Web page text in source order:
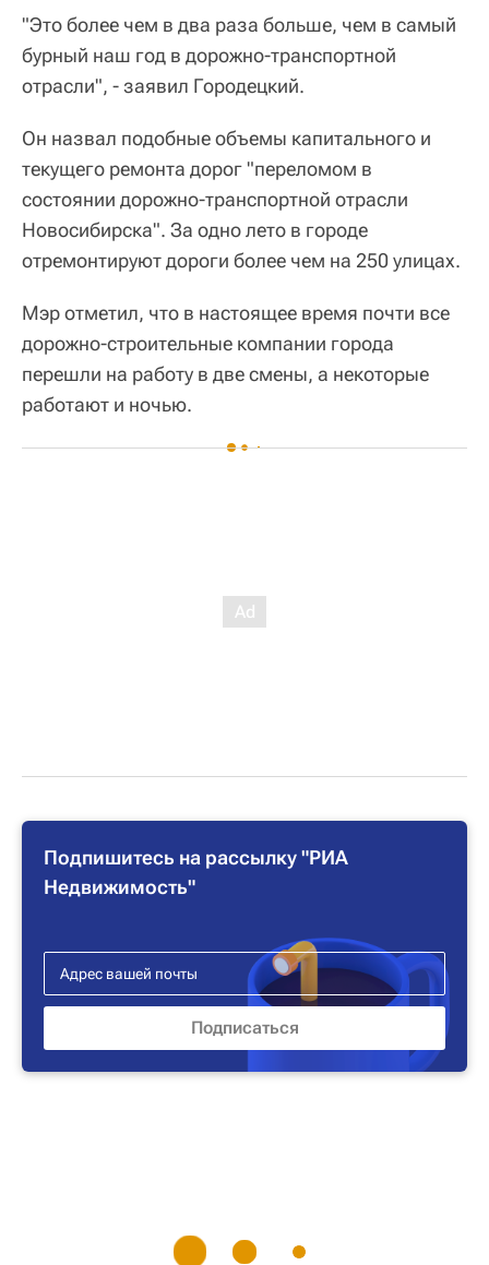
"Это более чем в два раза больше, чем в самый
бурный наш год в дорожно-транспортной
отрасли", - заявил Городецкий.
Он назвал подобные объемы капитального и
текущего ремонта дорог "переломом в
состоянии дорожно-транспортной отрасли
Новосибирска". За одно лето в городе
отремонтируют дороги более чем на 250 улицах.
Мэр отметил, что в настоящее время почти все
дорожно-строительные компании города
перешли на работу в две смены, а некоторые
работают и ночью.
Подпишитесь на рассылку "РИА
Недвижимость"